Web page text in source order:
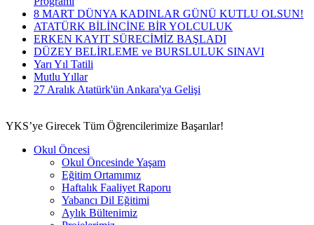
8 MART DÜNYA KADINLAR GÜNÜ KUTLU OLSUN!
ATATÜRK BİLİNCİNE BİR YOLCULUK
ERKEN KAYIT SÜRECİMİZ BAŞLADI
DÜZEY BELİRLEME ve BURSLULUK SINAVI
Yarı Yıl Tatili
Mutlu Yıllar
27 Aralık Atatürk'ün Ankara'ya Gelişi
YKS’ye Girecek Tüm Öğrencilerimize Başarılar!
Okul Öncesi
Okul Öncesinde Yaşam
Eğitim Ortamımız
Haftalık Faaliyet Raporu
Yabancı Dil Eğitimi
Aylık Bültenimiz